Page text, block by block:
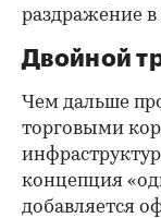
раздражение
Двойной
Чем дальше
торговыми
концепция
добавляется